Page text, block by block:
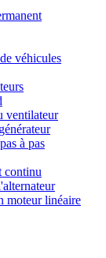
véhicules
ventilateur
à pas
continu
moteur linéaire